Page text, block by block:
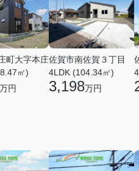
町大字本庄
㎡)
万円
佐賀市南佐賀３丁目
4LDK (104.34㎡)
3,198万円